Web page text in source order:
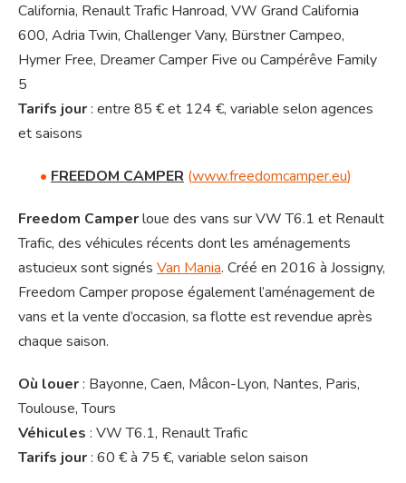
California, Renault Trafic Hanroad, VW Grand California
600, Adria Twin, Challenger Vany, Bürstner Campeo,
Hymer Free, Dreamer Camper Five ou Campérêve Family
5
Tarifs jour: entre 85 € et 124 €, variable selon agences
et saisons
• FREEDOM CAMPER (www.freedomcamper.eu)
Freedom Camperloue des vans sur VW T6.1 et Renault
Trafic, des véhicules récents dont les aménagements
astucieux sont signés Van Mania. Créé en 2016 à Jossigny,
Freedom Camper propose également l’aménagement de
vans et la vente d’occasion, sa flotte est revendue après
chaque saison.
Où louer: Bayonne, Caen, Mâcon-Lyon, Nantes, Paris,
Toulouse, Tours
Véhicules : VW T6.1, Renault Trafic
Tarifs jour: 60 € à 75 €, variable selon saison